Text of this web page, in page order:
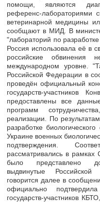
помощи, являются
референс-лабораториями
ветеринарной медицины
сообщают в МИД. В
"лабораторий по
Россия использовала её в
российские обвинения
международном уровне.
Российской Федерации в
проведён официальный
государств-участников
предоставлены все
программ
реализации. По
разработке
Украине военных
подтверждения.
рассматривались в
было представлено
выдвинутые
говорится далее в
официально
государств-участников